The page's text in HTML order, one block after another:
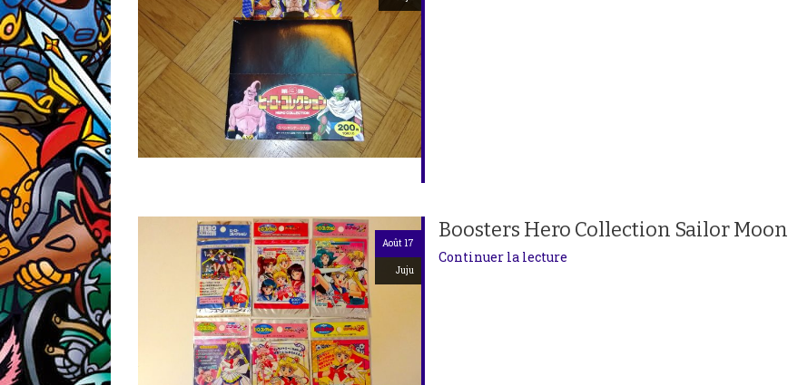
Août 17
Juju
Boosters Hero Collection Sailor Moon
Continuer la lecture